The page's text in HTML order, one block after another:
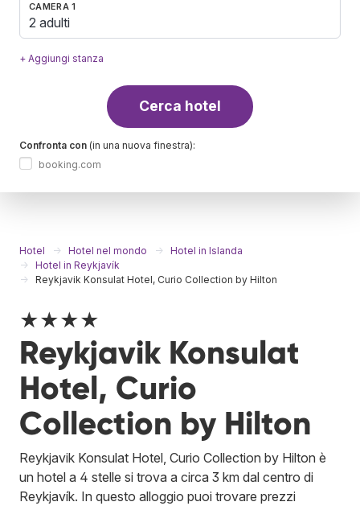
CAMERA 1
2 adulti
+ Aggiungi stanza
Cerca hotel
Confronta con (in una nuova finestra):
booking.com
Hotel Hotel nel mondo
Hotel in Islanda
Hotel in Reykjavík
Reykjavik Konsulat Hotel, Curio Collection by Hilton
★★★★
Reykjavik Konsulat
Hotel, Curio
Collection by Hilton
Reykjavik Konsulat Hotel, Curio Collection by Hilton è
un hotel a 4 stelle si trova a circa 3 km dal centro di
Reykjavík. In questo alloggio puoi trovare prezzi